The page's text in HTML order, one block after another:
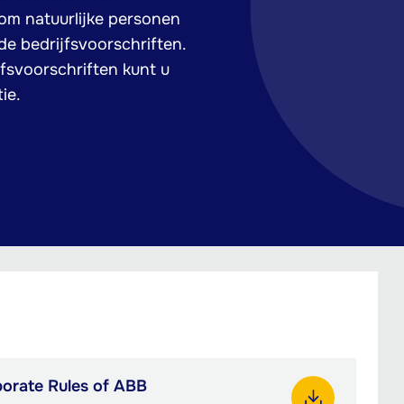
natuurlijke personen
bedrijfsvoorschriften.
kunt u
Rules of ABB